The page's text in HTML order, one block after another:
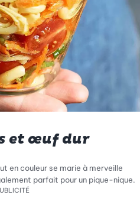
et œuf dur
en couleur se marie à merveille
parfait pour un pique-nique.